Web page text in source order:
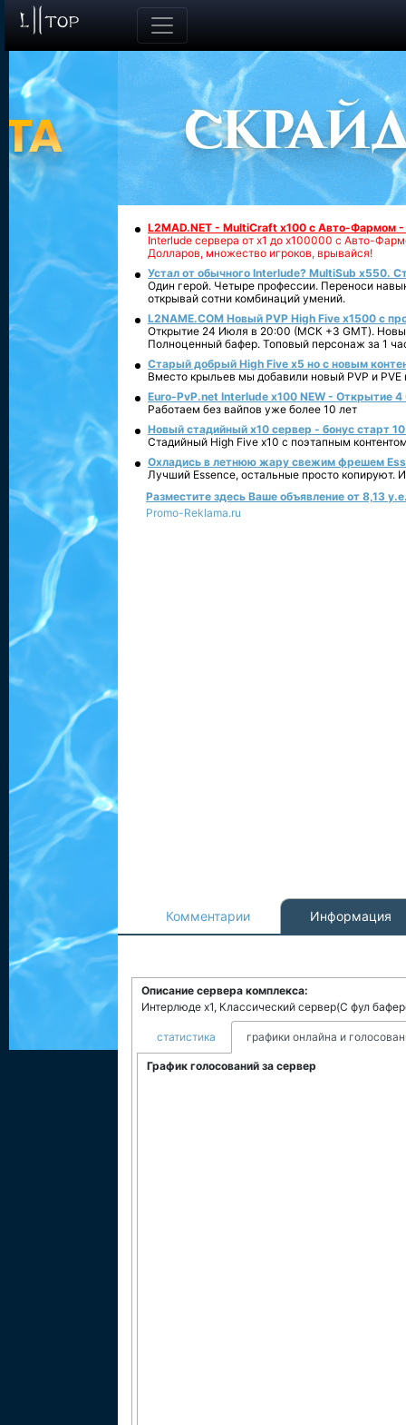
L2MAD.NET - MultiCraft x100 с Авто-Фармом
Interlude сервера от х1 до х100000 с Авто-
Долларов, множество игроков, врывайся!
Устал от обычного Interlude? MultiSub x550.
Один герой. Четыре профессии. Переноси
открывай сотни комбинаций умений.
L2NAME.COM Новый PVP High Five x1500 с
Открытие 24 Июля в 20:00 (МСК +3 GMT).
Полноценный бафер. Топовый персонаж за 1
Старый добрый High Five x5 но с новым
Вместо крыльев мы добавили новый PVP и PVE
Euro-PvP.net Interlude х100 NEW - Открытие 4
Работаем без вайпов уже более 10 лет
Новый стадийный х10 сервер - бонус старт
Стадийный High Five x10 с поэтапным
Охладись в летнюю жару свежим фрешем
Лучший Essence, остальные просто копируют.
Разместите здесь Ваше объявление от 8,13
Promo-Reklama.ru
Комментарии Информация
Описание сервера комплекса:
Интерлюде x1, Классический сервер(C фул
статистика графики онлайна и
График голосований за сервер